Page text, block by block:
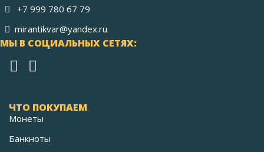
+7 999 780 67 79
mirantikvar@yandex.ru
МЫ В СОЦИАЛЬНЫХ СЕТЯХ:
ЧТО ПОКУПАЕМ
Монеты
Банкноты